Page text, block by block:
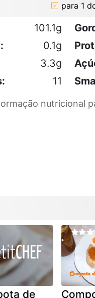
para 1
101.1g
0.1g
3.3g
11
nutricional
de